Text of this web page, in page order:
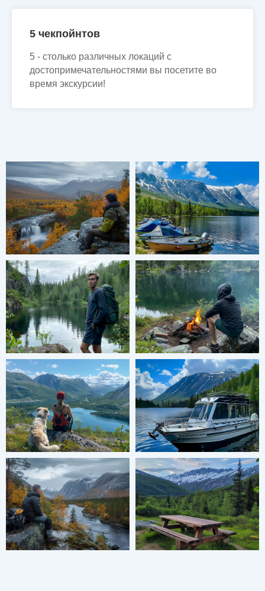
5 чекпойнтов
5 - столько различных локаций с
достопримечательностями вы посетите во
время экскурсии!